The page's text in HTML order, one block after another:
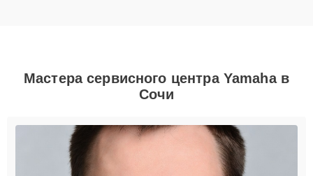
Мастера сервисного центра Yamaha в
Сочи